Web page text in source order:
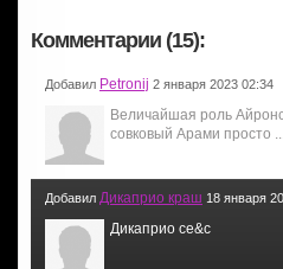
Комментарии (15):
Добавил Petronij 2 января 2023 02:34
Величайшая роль
совковый Арами просто
Добавил Дикаприо краш 18 января
Дикаприо се&с